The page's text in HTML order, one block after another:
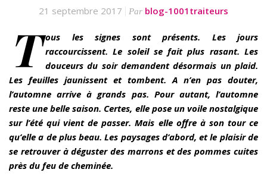
21 septembre 2017 Par blog-1001traiteurs
T ous les signes sont présents. Les jours
raccourcissent. Le soleil se fait plus rasant. Les
douceurs du soir demandent désormais un plaid.
Les feuilles jaunissent et tombent. A n’en pas douter,
l’automne arrive à grands pas. Pour autant, l’automne
reste une belle saison. Certes, elle pose un voile nostalgique
sur l’été qui vient de passer. Mais elle offre à son tour ce
qu’elle a de plus beau. Les paysages d’abord, et le plaisir de
se retrouver à déguster des marrons et des pommes cuites
près du feu de cheminée.